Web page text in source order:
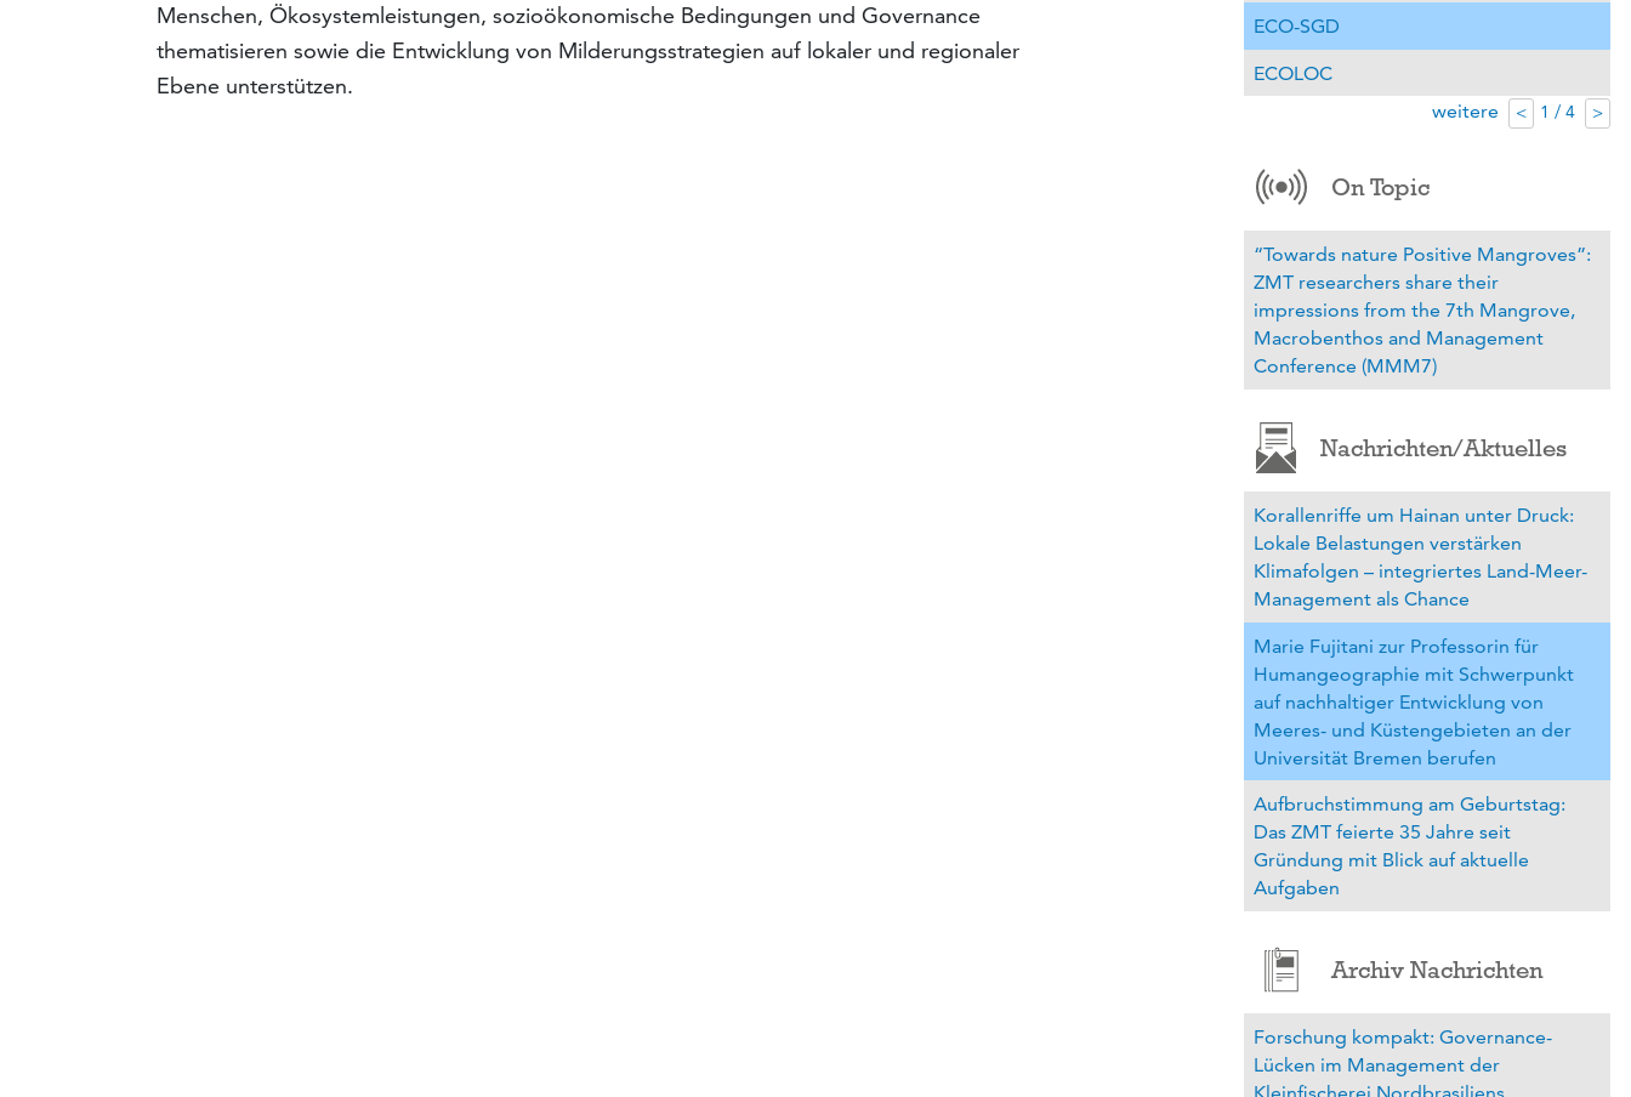
Menschen, Ökosystemleistungen, sozioökonomische Bedingun­gen und Governance
thematisieren sowie die Entwicklung von Milderungsstrategien auf lokaler und regionaler
Ebene unterstützen.
ECO-SGD
ECOLOC
weitere
< 1 / 4 >
On Topic
“Towards nature Positive Mangroves”:
ZMT researchers share their
impressions from the 7th Mangrove,
Macrobenthos and Management
Conference (MMM7)
Nachrichten/Aktuelles
Korallenriffe um Hainan unter Druck:
Lokale Belastungen verstärken
Klimafolgen – integriertes Land-Meer-
Management als Chance
Marie Fujitani zur Professorin für
Humangeographie mit Schwerpunkt
auf nachhaltiger Entwicklung von
Meeres- und Küstengebieten an der
Universität Bremen berufen
Aufbruchstimmung am Geburtstag:
Das ZMT feierte 35 Jahre seit
Gründung mit Blick auf aktuelle
Aufgaben
Archiv Nachrichten
Forschung kompakt: Governance-
Lücken im Management der